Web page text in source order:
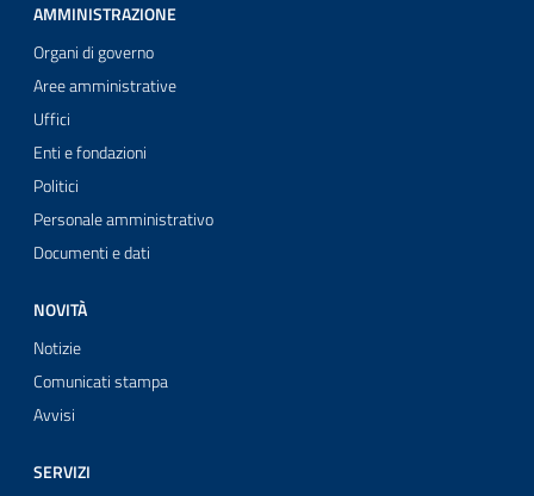
AMMINISTRAZIONE
Organi di governo
Aree amministrative
Uffici
Enti e fondazioni
Politici
Personale amministrativo
Documenti e dati
NOVITÀ
Notizie
Comunicati stampa
Avvisi
SERVIZI